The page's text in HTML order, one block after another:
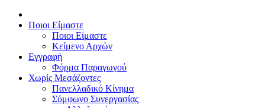
Ποιοι Είμαστε
Ποιοι Είμαστε
Κείμενο Αρχών
Εγγραφή
Φόρμα Παραγωγού
Χωρίς Μεσάζοντες
Πανελλαδικό Κίνημα
Σύμφωνο Συνεργασίας